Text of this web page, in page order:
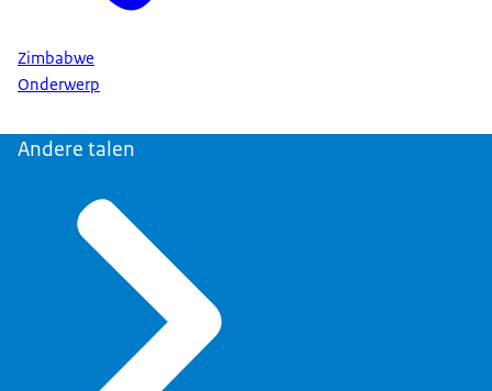
Zimbabwe
Onderwerp
Andere talen